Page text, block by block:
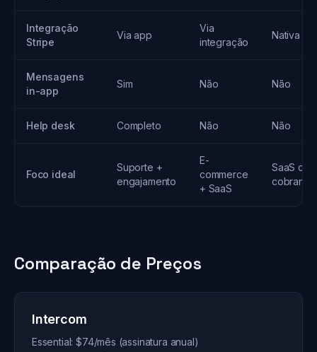
Integração
Stripe
Via app
Via
integração
Nativa
Mensagens
in-app
Sim Não Não
Help desk Completo Não Não
Foco ideal
Suporte +
engajamento
E-
commerce
+ SaaS
SaaS com
cobrança
Comparação de Preços
Intercom
Essential: $74/mês (assinatura anual)